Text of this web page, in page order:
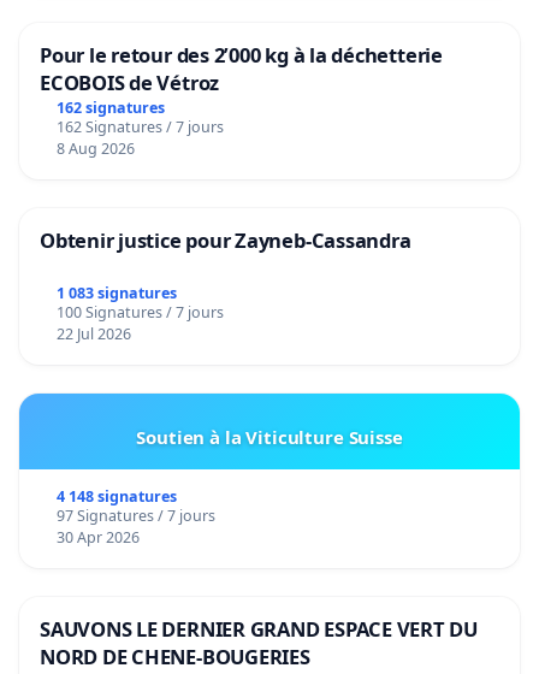
Pour le retour des 2’000 kg à la déchetterie
ECOBOIS de Vétroz
162 signatures
162 Signatures / 7 jours
8 Aug 2026
Obtenir justice pour Zayneb-Cassandra
1 083 signatures
100 Signatures / 7 jours
22 Jul 2026
Soutien à la Viticulture Suisse
4 148 signatures
97 Signatures / 7 jours
30 Apr 2026
SAUVONS LE DERNIER GRAND ESPACE VERT DU
NORD DE CHENE-BOUGERIES